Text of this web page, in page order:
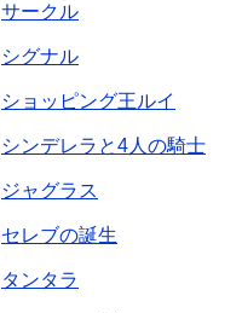
サークル
シグナル
ショッピング王ルイ
シンデレラと4人の騎士
ジャグラス
セレブの誕生
タンタラ